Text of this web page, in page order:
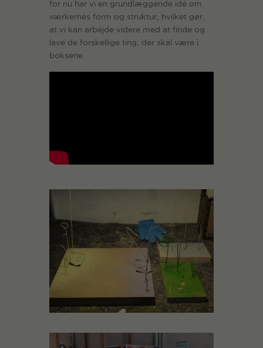
for nu har vi en grundlæggende idé om
værkernes form og struktur, hvilket gør,
at vi kan arbejde videre med at finde og
lave de forskellige ting, der skal være i
boksene.